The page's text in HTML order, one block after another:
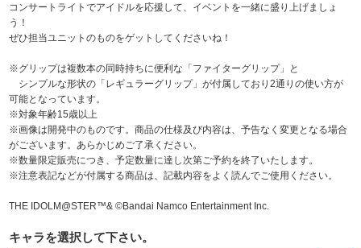
モフモフパレード
コンサートライトでアイドルを応援して、イベントを一緒に盛り上げましょ
う！
ぜひ担当ユニットのものをゲットしてくださいね！
※グリップは複数本の同時持ちに便利な「ファイターグリップ」と
シンプルな形状の「レギュラーグリップ」が付属しており2通りの使い方が
可能となっています。
※対象年齢15歳以上
※画像は開発中のものです。商品の仕様及び内容は、予告なく変更となる場合
がございます。あらかじめご了承ください。
※数量限定販売につき、予定数量に達し次第ご予約を終了いたします。
※注意表記などが付属する商品は、記載内容をよく読んでご使用ください。
THE IDOLM@STER™& ©Bandai Namco Entertainment Inc.
キャラを選択して下さい。